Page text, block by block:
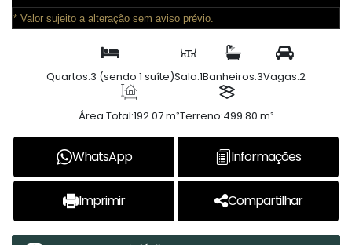
* Valor sujeito a alteração sem aviso prévio.
Quartos:3 (sendo 1 suíte)Sala:1Banheiros:3Vagas:2
Área Total:192.07 m²Terreno:499.80 m²
WhatsApp Informações
Imprimir Compartilhar